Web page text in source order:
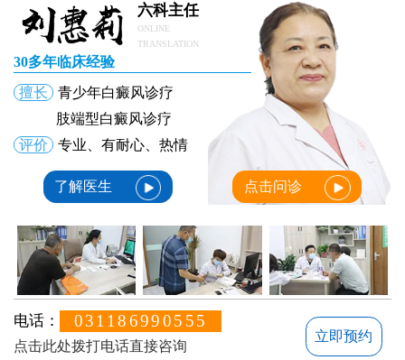
六科主任
ONLINE
TRANSLATION
30多年临床经验
擅长
青少年白癜风诊疗
肢端型白癜风诊疗
评价
专业、有耐心、热情
了解医生 点击问诊
电话： 031186990555
点击此处拨打电话直接咨询
立即预约